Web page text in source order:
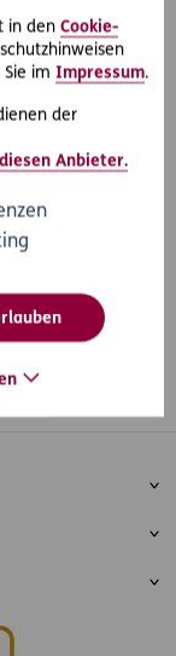
in den Cookie-
im Impressum.
der
Anbieter.
Teilen